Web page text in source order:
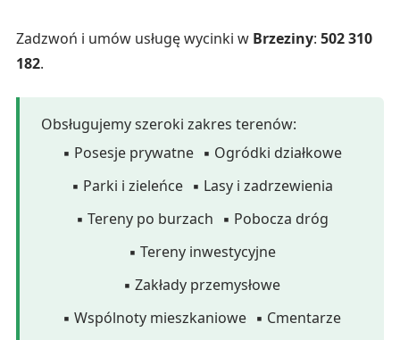
Zadzwoń i umów usługę wycinki w Brzeziny: 502 310
182.
Obsługujemy szeroki zakres terenów:
▪ Posesje prywatne ▪ Ogródki działkowe
▪ Parki i zieleńce ▪ Lasy i zadrzewienia
▪ Tereny po burzach ▪ Pobocza dróg
▪ Tereny inwestycyjne
▪ Zakłady przemysłowe
▪ Wspólnoty mieszkaniowe ▪ Cmentarze